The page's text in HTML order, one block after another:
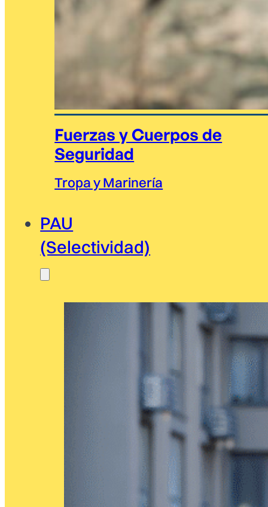
Fuerzas y Cuerpos de
Seguridad
Tropa y Marinería
PAU
(Selectividad)